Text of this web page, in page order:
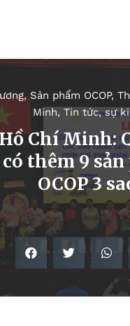
,Sản phẩm OCOP,
Minh, Tin tức, sự
Chí Minh:
thêm 9
OCOP 3